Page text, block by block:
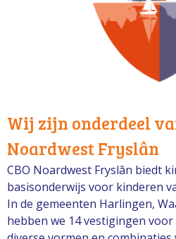
Wij zijn onderdeel
Noardwest Fryslân
CBO Noardwest Fryslân biedt
basisonderwijs voor kinderen
In de gemeenten Harlingen,
hebben we 14 vestigingen